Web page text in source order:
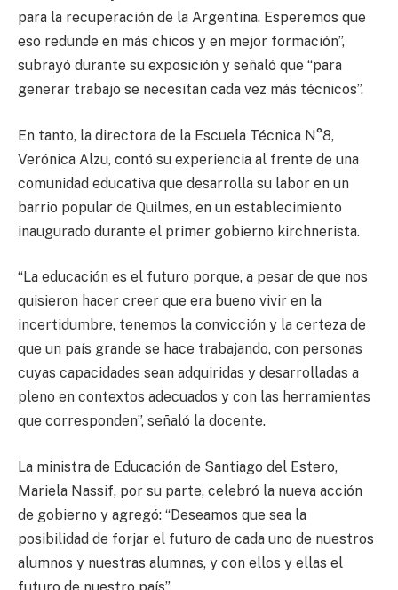
para la recuperación de la Argentina. Esperemos que
eso redunde en más chicos y en mejor formación”,
subrayó durante su exposición y señaló que “para
generar trabajo se necesitan cada vez más técnicos”.
En tanto, la directora de la Escuela Técnica N°8,
Verónica Alzu, contó su experiencia al frente de una
comunidad educativa que desarrolla su labor en un
barrio popular de Quilmes, en un establecimiento
inaugurado durante el primer gobierno kirchnerista.
“La educación es el futuro porque, a pesar de que nos
quisieron hacer creer que era bueno vivir en la
incertidumbre, tenemos la convicción y la certeza de
que un país grande se hace trabajando, con personas
cuyas capacidades sean adquiridas y desarrolladas a
pleno en contextos adecuados y con las herramientas
que corresponden”, señaló la docente.
La ministra de Educación de Santiago del Estero,
Mariela Nassif, por su parte, celebró la nueva acción
de gobierno y agregó: “Deseamos que sea la
posibilidad de forjar el futuro de cada uno de nuestros
alumnos y nuestras alumnas, y con ellos y ellas el